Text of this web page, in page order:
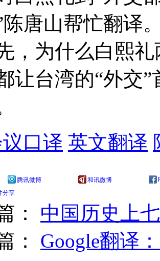
陈唐山帮忙翻译
，为什么白熙
让台湾的“外交
口译 英文翻译
腾讯微博 和讯微博
分享
： 中国历史上
： Google翻译